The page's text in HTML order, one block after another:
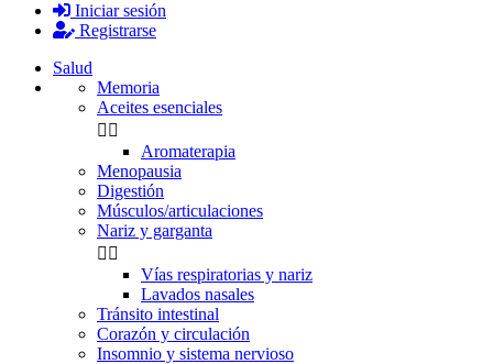
Iniciar sesión
Registrarse
Salud
Memoria
Aceites esenciales
 
Aromaterapia
Menopausia
Digestión
Músculos/articulaciones
Nariz y garganta
 
Vías respiratorias y nariz
Lavados nasales
Tránsito intestinal
Corazón y circulación
Insomnio y sistema nervioso